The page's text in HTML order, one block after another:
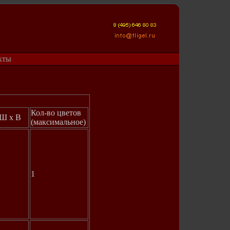
Ш х В
Кол-во цветов
(максимальное)
1